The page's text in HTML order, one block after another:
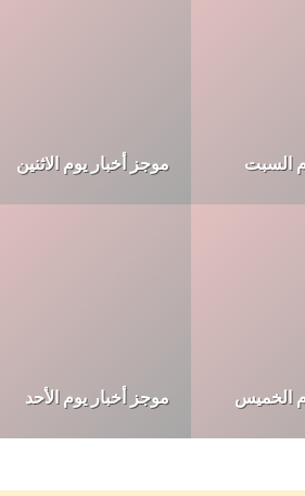
موجز أخبار يوم الثلاثاء
موجز أخبار يوم الأحد